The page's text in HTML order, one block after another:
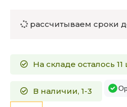
рассчитываем сроки
В наличии, 1-3
На складе осталось 11